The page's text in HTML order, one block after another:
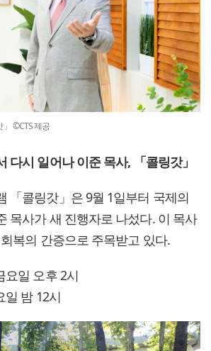
©CTS 제공
시 일어나 이준 목사, 「콜링갓」
「콜링갓」은 9월 1일부터 국제의
목사가 새 진행자로 나섰다. 이 목사
복의 간증으로 주목받고 있다.
요일 오후 2시
일 밤 12시